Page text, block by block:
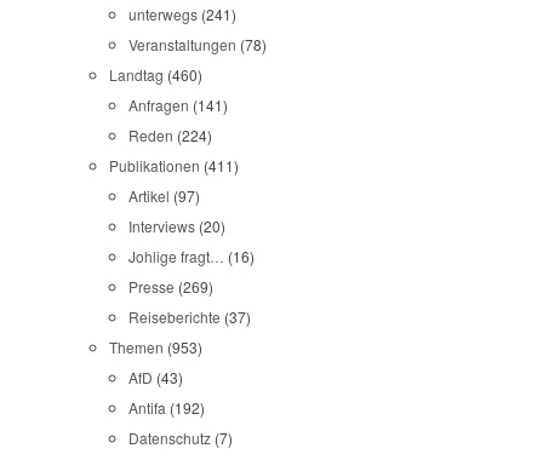
unterwegs (241)
Veranstaltungen (78)
Landtag (460)
Anfragen (141)
Reden (224)
Publikationen (411)
Artikel (97)
Interviews (20)
Johlige fragt… (16)
Presse (269)
Reiseberichte (37)
Themen (953)
AfD (43)
Antifa (192)
Datenschutz (7)